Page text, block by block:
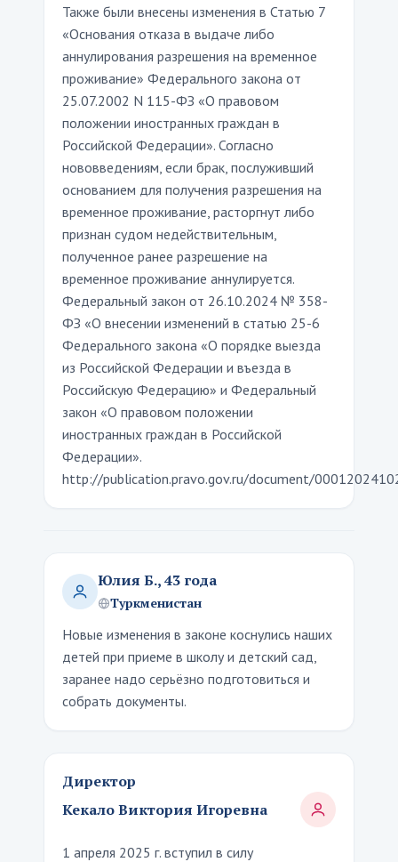
Также были внесены изменения в Статью 7
«Основания отказа в выдаче либо
аннулирования разрешения на временное
проживание» Федерального закона от
25.07.2002 N 115-ФЗ «О правовом
положении иностранных граждан в
Российской Федерации». Согласно
нововведениям, если брак, послуживший
основанием для получения разрешения на
временное проживание, расторгнут либо
признан судом недействительным,
полученное ранее разрешение на
временное проживание аннулируется.
Федеральный закон от 26.10.2024 № 358-
ФЗ «О внесении изменений в статью 25-6
Федерального закона «О порядке выезда
из Российской Федерации и въезда в
Российскую Федерацию» и Федеральный
закон «О правовом положении
иностранных граждан в Российской
Федерации».
http://publication.pravo.gov.ru/document/
Юлия Б., 43 года
Туркменистан
Новые изменения в законе коснулись наших
детей при приеме в школу и детский сад,
заранее надо серьёзно подготовиться и
собрать документы.
Директор
Кекало Виктория Игоревна
1 апреля 2025 г. вступил в силу